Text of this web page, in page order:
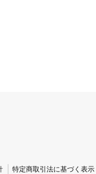
特定商取引法に基づく表示